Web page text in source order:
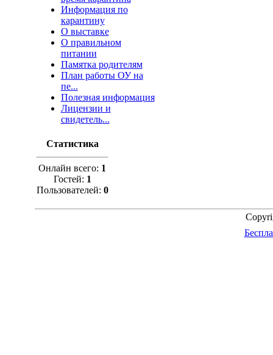
Информация по
карантину
О выставке
О правильном
питании
Памятка родителям
План работы ОУ на
пе...
Полезная информация
Лицензии и
свидетель...
Статистика
Онлайн всего: 1
Гостей: 1
Пользователей: 0